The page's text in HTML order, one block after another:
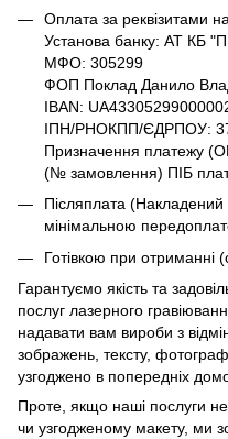
Оплата за реквізитами
Установа банку: АТ КБ
МФО: 305299
ФОП Поклад Данило
IBAN:
ІПН/РНОКПП/ЄДРПОУ:
Призначення платежу
(№ замовлення) ПІБ
Післяплата (Накладений
мінімальною
Готівкою при отриманні
Гарантуємо якість та
послуг лазерного
надавати вам вироби з
зображень, тексту,
узгоджено в попередніх
Проте, якщо наші послуги
чи узгодженому макету, ми